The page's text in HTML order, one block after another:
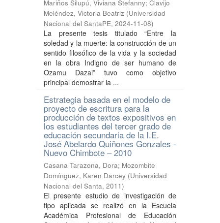
Mariños Silupú, Viviana Stefanny; Clavijo
Meléndez, Victoria Beatriz (Universidad
Nacional del SantaPE, 2024-11-08)
La presente tesis titulado “Entre la
soledad y la muerte: la construcción de un
sentido filosófico de la vida y la sociedad
en la obra Indigno de ser humano de
Ozamu Dazai” tuvo como objetivo
principal demostrar la ...
Estrategia basada en el modelo de
proyecto de escritura para la
producción de textos expositivos en
los estudiantes del tercer grado de
educación secundaria de la I.E.
José Abelardo Quiñones Gonzales -
Nuevo Chimbote – 2010
Casana Tarazona, Dora; Mozombite
Domínguez, Karen Darcey (Universidad
Nacional del Santa, 2011)
El presente estudio de investigación de
tipo aplicada se realizó en la Escuela
Académica Profesional de Educación